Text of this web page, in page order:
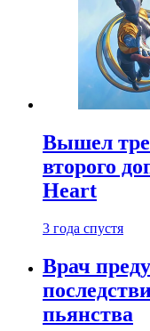
Вышел
второго
Heart
3 года спустя
Врач
пьянства